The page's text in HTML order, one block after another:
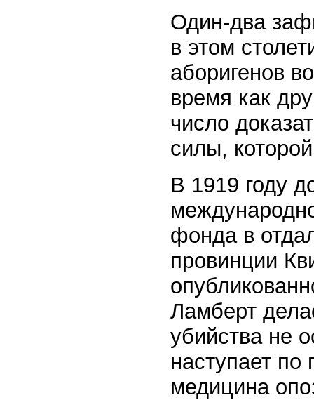
Один-два
в этом
аборигенов
время как
число
силы,
В 1919 году
фонда в
провинции
Ламберт
убийства не
наступает
медицина